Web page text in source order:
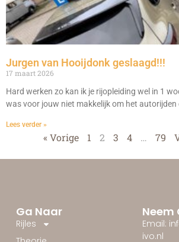
Jurgen van Hooijdonk geslaagd!!!
17 maart 2026
Hard werken zo kan ik je rijopleiding wel in 1
was voor jouw niet makkelijk om het autorijden
Lees verder »
« Vorige 1 2 3 4 … 79
Ga Naar
Rijles
Neem
Email:
ivo.nl